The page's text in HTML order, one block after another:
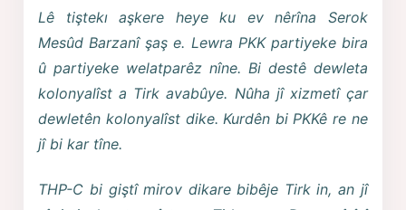
Lê tiştekı aşkere heye ku ev nêrîna Serok
Mesûd Barzanî şaş e. Lewra PKK partiyeke bira
û partiyeke welatparêz nîne. Bi destê dewleta
kolonyalîst a Tirk avabûye. Nûha jî xizmetî çar
dewletên kolonyalîst dike. Kurdên bi PKKê re ne
jî bi kar tîne.
THP-C bi giştî mirov dikare bibêje Tirk in, an jî